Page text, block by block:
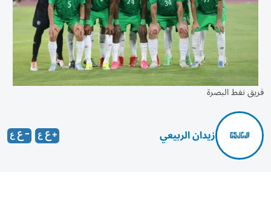
فريق نفط البصرة
زيدان الربيعي